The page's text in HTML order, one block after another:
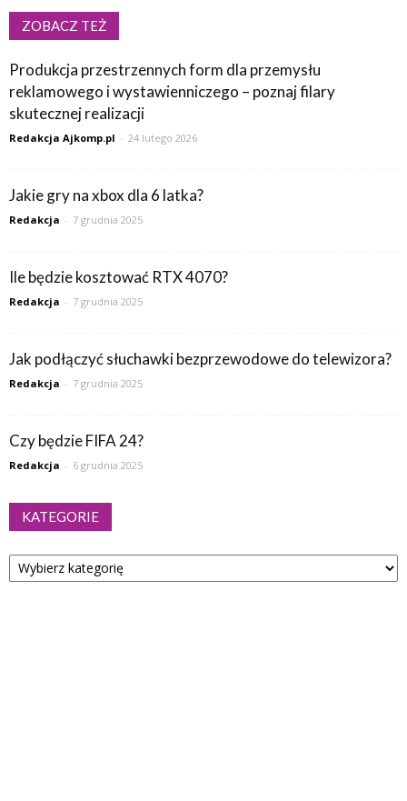
ZOBACZ TEŻ
Produkcja przestrzennych form dla przemysłu
reklamowego i wystawienniczego – poznaj filary
skutecznej realizacji
Redakcja Ajkomp.pl - 24 lutego 2026
Jakie gry na xbox dla 6 latka?
Redakcja - 7 grudnia 2025
Ile będzie kosztować RTX 4070?
Redakcja - 7 grudnia 2025
Jak podłączyć słuchawki bezprzewodowe do telewizora?
Redakcja - 7 grudnia 2025
Czy będzie FIFA 24?
Redakcja - 6 grudnia 2025
KATEGORIE
Kategorie